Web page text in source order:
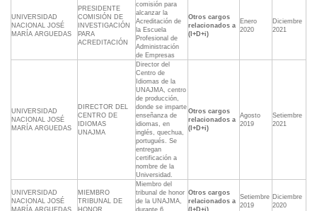
UNIVERSIDAD
NACIONAL JOSÉ
MARÍA ARGUEDAS
PRESIDENTE
COMISIÓN DE
INVESTIGACIÓN
PARA
ACREDITACIÓN
comisión para
alcanzar la
Acreditación de
la Escuela
Profesional de
Administración
de Empresas
Otros cargos
relacionados a
(I+D+i)
Enero
2020
Diciembre
2021
UNIVERSIDAD
NACIONAL JOSÉ
MARÍA ARGUEDAS
DIRECTOR DEL
CENTRO DE
IDIOMAS
UNAJMA
Director del
Centro de
Idiomas de la
UNAJMA, centro
de producción,
donde se imparte
enseñanza de
idiomas, en
inglés, quechua,
portugués. Se
entregan
certificación a
nombre de la
Universidad.
Otros cargos
relacionados a
(I+D+i)
Agosto
2019
Setiembre
2021
UNIVERSIDAD
NACIONAL JOSÉ
MARÍA ARGUEDAS
MIEMBRO
TRIBUNAL DE
HONOR
Miembro del
tribunal de honor
de la UNAJMA,
durante 6
Otros cargos
relacionados a
(I+D+i)
Setiembre
2019
Diciembre
2020